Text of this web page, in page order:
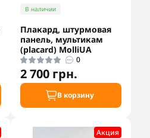
В наличии
Плакард, штурмовая
панель, мультикам
(рlacard) MolliUA
0
2 700 грн.
В корзину
Акция